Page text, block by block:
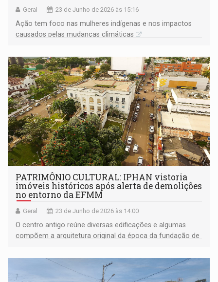
Geral 23 de Junho de 2026 às 15:16
Ação tem foco nas mulheres indígenas e nos impactos
causados pelas mudanças climáticas
PATRIMÔNIO CULTURAL: IPHAN vistoria
imóveis históricos após alerta de demolições
no entorno da EFMM
Geral 23 de Junho de 2026 às 14:00
O centro antigo reúne diversas edificações e algumas
compõem a arquitetura original da época da fundação de